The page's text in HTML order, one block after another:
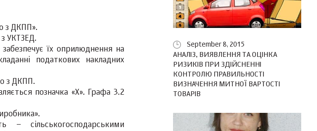
з ДКПП».
з УКТЗЕД.
їх оприлюднення на
податкових накладних
з ДКПП.
позначка «Х». Графа 3.2
сільськогосподарськими
September 8, 2015
АНАЛІЗ, ВИЯВЛЕННЯ ТА ОЦІНКА
РИЗИКІВ ПРИ ЗДІЙСНЕННІ
КОНТРОЛЮ ПРАВИЛЬНОСТІ
ВИЗНАЧЕННЯ МИТНОЇ ВАРТОСТІ
ТОВАРІВ